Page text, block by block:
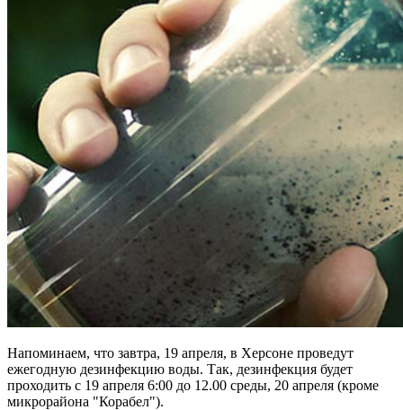
Напоминаем, что завтра, 19 апреля, в Херсоне проведут
ежегодную дезинфекцию воды. Так, дезинфекция будет
проходить с 19 апреля 6:00 до 12.00 среды, 20 апреля (кроме
микрорайона "Корабел").